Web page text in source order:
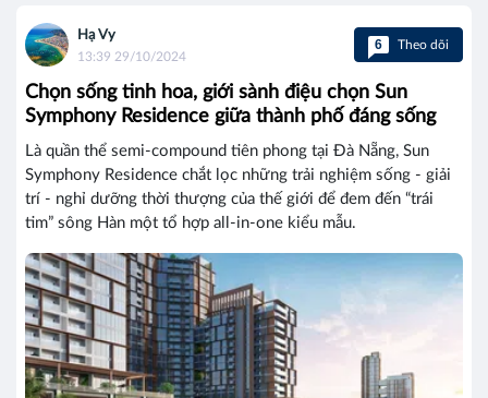
Hạ Vy
13:39 29/10/2024
6 Theo dõi
Chọn sống tinh hoa, giới sành điệu chọn Sun
Symphony Residence giữa thành phố đáng sống
Là quần thể semi-compound tiên phong tại Đà Nẵng, Sun
Symphony Residence chắt lọc những trải nghiệm sống - giải
trí - nghỉ dưỡng thời thượng của thế giới để đem đến “trái
tim” sông Hàn một tổ hợp all-in-one kiểu mẫu.